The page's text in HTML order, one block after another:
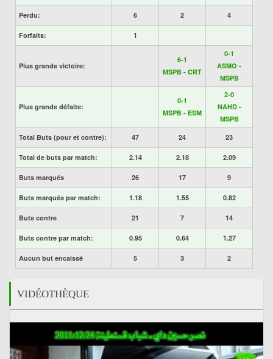
Perdu: 6 2 4
Forfaits: 1
Plus grande victoire:
6-1
MSPB - CRT
0-1
ASMO -
MSPB
Plus grande défaite:
0-1
MSPB - ESM
2-0
NAHD-
MSPB
Total Buts (pour et contre):
47 24 23
Total de buts par match: 2.14 2.18 2.09
Buts marqués 26 17 9
Buts marqués par match: 1.18 1.55 0.82
Buts contre 21 7 14
Buts contre par match: 0.95 0.64 1.27
Aucun but encaissé 5 3 2
VIDÉOTHÈQUE